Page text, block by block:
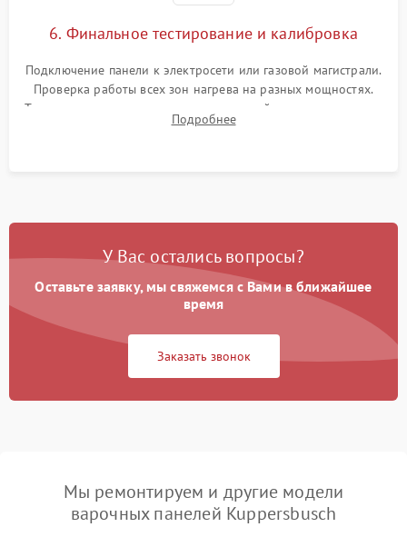
6. Финальное тестирование и калибровка
Подключение панели к электросети или газовой магистрали.
Проверка работы всех зон нагрева на разных мощностях.
Тестирование сенсорного управления, таймера, индикаторов
остаточного тепла и систем защиты от перегрева.
Подробнее
У Вас остались вопросы?
Оставьте заявку, мы свяжемся с Вами в ближайшее
время
Заказать звонок
Мы ремонтируем и другие модели
варочных панелей Kuppersbusch